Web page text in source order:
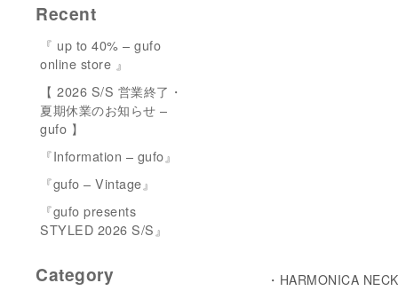
・HARMONICA
Recent
『 up to 40% – gufo
online store 』
【 2026 S/S 営業終了・
夏期休業のお知らせ –
gufo 】
『Information – gufo』
『gufo – Vintage』
『gufo presents
STYLED 2026 S/S』
Category